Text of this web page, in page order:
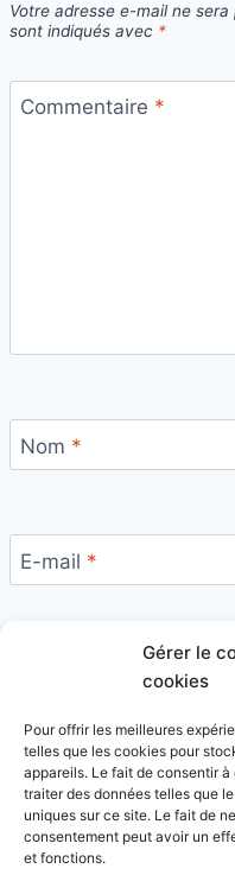
Gérer le
cookies
Pour offrir les meilleures
telles que les cookies pour
appareils. Le fait de consentir
traiter des données telles que
uniques sur ce site. Le fait de
consentement peut avoir un
et fonctions.
Votre adresse e-mail ne sera
sont indiqués avec *
Commentaire *
Nom *
E-mail *
Ce site utilise Akismet
En savoir plus sur la